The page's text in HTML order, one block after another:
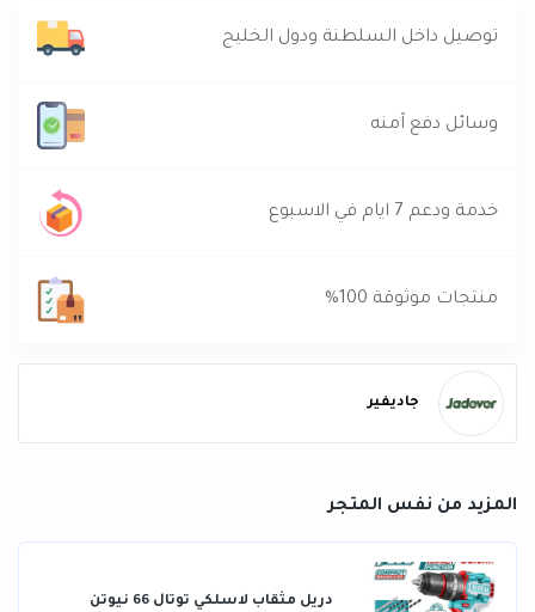
توصيل داخل السلطنة ودول الخليج
وسائل دفع آمنه
خدمة ودعم 7 ايام في الاسبوع
منتجات موثوقة 100%
جاديفير
المزيد من نفس المتجر
دريل مثقاب لاسلكي توتال 66 نيوتن